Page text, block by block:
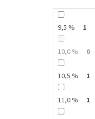
9,5 % 1
10,0 % 0
10,5 % 1
11,0 % 1